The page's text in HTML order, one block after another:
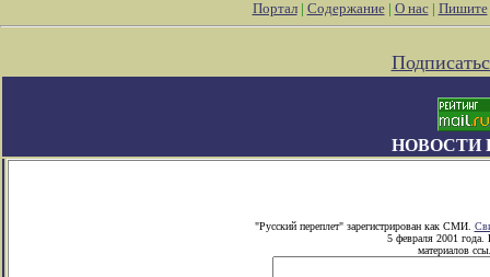
Портал| Содержание| О нас| Пишите
НОВОСТИ
"Русский переплет" зарегистрирован как СМИ.
5 февраля 2001 года.
материалов